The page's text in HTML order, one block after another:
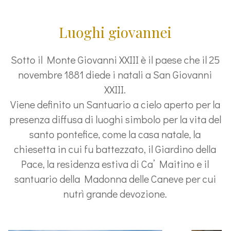
Luoghi giovannei
Sotto il Monte Giovanni XXIII è il paese che il 25
novembre 1881 diede i natali a San Giovanni
XXIII.
Viene definito un Santuario a cielo aperto per la
presenza diffusa di luoghi simbolo per la vita del
santo pontefice, come la casa natale, la
chiesetta in cui fu battezzato, il Giardino della
Pace, la residenza estiva di Ca’ Maitino e il
santuario della Madonna delle Caneve per cui
nutrì grande devozione.